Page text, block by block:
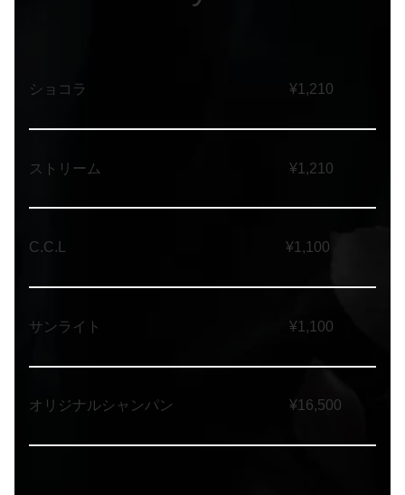
ショコラ ¥1,210
ストリーム ¥1,210
C.C.L ¥1,100
サンライト ¥1,100
オリジナルシャンパン ¥16,500